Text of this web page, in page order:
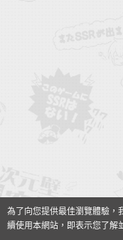
為了向您提供最佳瀏覽體驗
續使用本網站，即表示您了解